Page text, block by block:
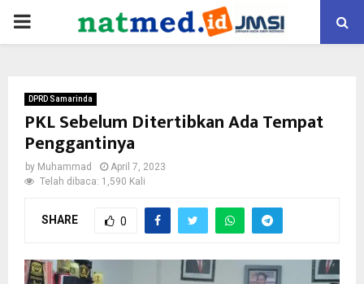
PRIMARY
DPRD Samarinda
PKL Sebelum Ditertibkan Ada Tempat
Penggantinya
by Muhammad
April 7, 2023
Telah dibaca: 1,590 Kali
SHARE 0